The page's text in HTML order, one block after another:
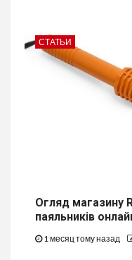
СТАТЬИ
Огляд магазину
паяльників
1 месяц тому назад